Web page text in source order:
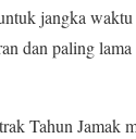
jangka
dan paling
Tahun Jamak